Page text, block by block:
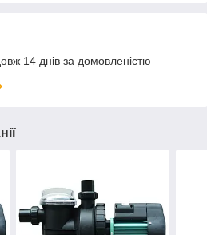
14 днів за домовленістю